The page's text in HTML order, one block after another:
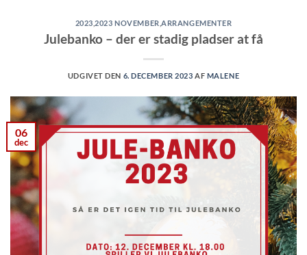
2023 ,2023 NOVEMBER ,ARRANGEMENTER
Julebanko – der er stadig pladser at få
UDGIVET DEN 6. DECEMBER 2023 AF MALENE
06
dec